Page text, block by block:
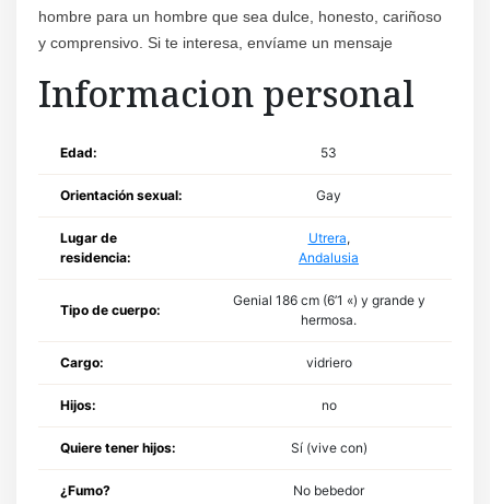
hombre para un hombre que sea dulce, honesto, cariñoso
y comprensivo. Si te interesa, envíame un mensaje
Informacion personal
Edad: 53
Orientación sexual: Gay
Lugar de
residencia:
Utrera,
Andalusia
Tipo de cuerpo:
Genial 186 cm (6’1 «) y grande y
hermosa.
Cargo: vidriero
Hijos: no
Quiere tener hijos: Sí (vive con)
¿Fumo? No bebedor